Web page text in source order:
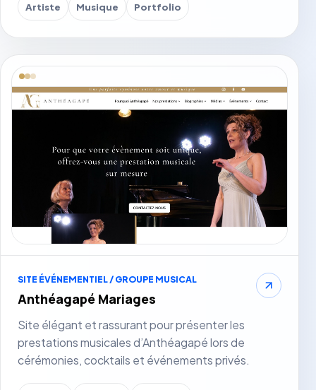
Artiste Musique Portfolio
SITE ÉVÉNEMENTIEL / GROUPE MUSICAL
Anthéagapé Mariages
Site élégant et rassurant pour présenter les
prestations musicales d’Anthéagapé lors de
cérémonies, cocktails et événements privés.
Voir le site